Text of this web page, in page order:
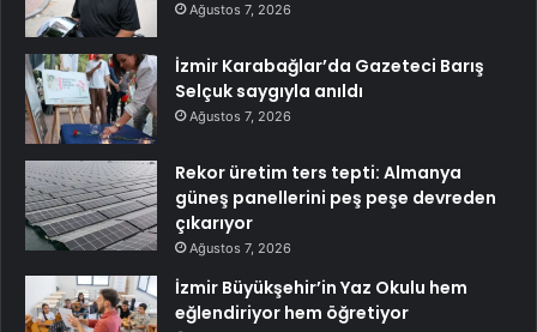
Ağustos 7, 2026
İzmir Karabağlar’da Gazeteci Barış
Selçuk saygıyla anıldı
Ağustos 7, 2026
Rekor üretim ters tepti: Almanya
güneş panellerini peş peşe devreden
çıkarıyor
Ağustos 7, 2026
İzmir Büyükşehir’in Yaz Okulu hem
eğlendiriyor hem öğretiyor